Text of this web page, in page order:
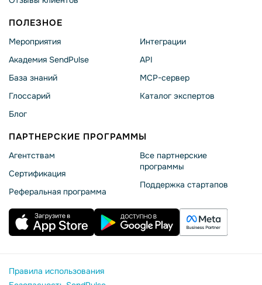
ПОЛЕЗНОЕ
Мероприятия
Академия SendPulse
База знаний
Глоссарий
Блог
Интеграции
API
MCP-сервер
Каталог экспертов
ПАРТНЕРСКИЕ ПРОГРАММЫ
Агентствам
Сертификация
Реферальная программа
Все партнерские
программы
Поддержка стартапов
Правила использования